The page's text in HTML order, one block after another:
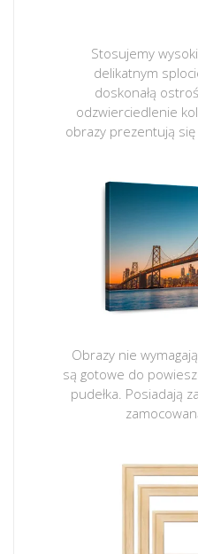
Stosujemy
delikatnym
doskonałą
odzwierciedlenie
obrazy prezentują
Obrazy nie
są gotowe do
pudełka. Posiadają